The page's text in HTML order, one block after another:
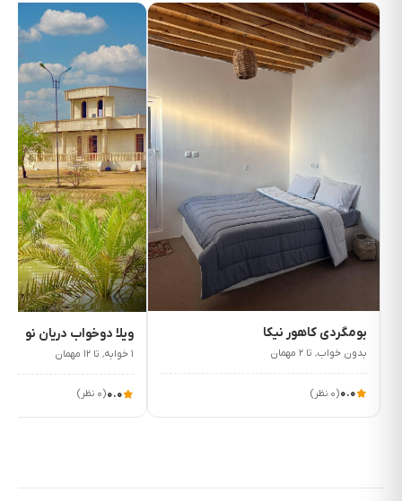
بومگردی کاهور نیکا
بدون خواب٬ تا ۲ مهمان
۰.۰(۰ نظر)
۲٬۵۰۰٬۰۰۰ت/شب
ویلا دوخواب دریان نو
۱ خوابه٬ تا ۱۲ مهمان
۰.۰(۰ نظر)